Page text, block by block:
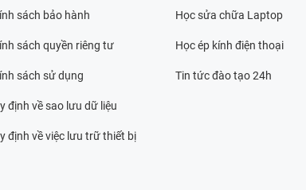
sách bảo hành
sách quyền riêng tư
sách sử dụng
định về sao lưu dữ liệu
định về việc lưu trữ thiết bị
Học sửa chữa Laptop
Học ép kính điện thoại
Tin tức đào tạo 24h